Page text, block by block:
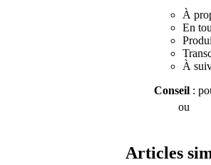
À
En
À
Conseil :
ou
Articles